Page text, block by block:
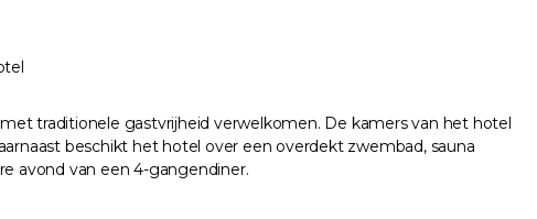
traditionele gastvrijheid verwelkomen. De kamers van het hotel
beschikt het hotel over een overdekt zwembad, sauna
avond van een 4-gangendiner.